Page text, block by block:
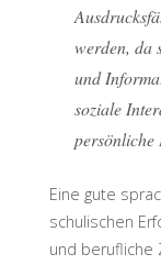
werden, da
und
soziale
persönliche
Eine gute
schulischen
und berufliche